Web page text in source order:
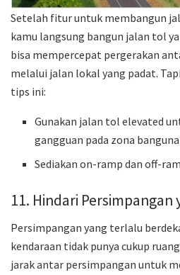
Setelah fitur untuk membangun
kamu langsung bangun jalan tol
bisa mempercepat pergerakan
melalui jalan lokal yang padat.
tips ini:
Gunakan jalan tol elevated
gangguan pada zona
Sediakan on-ramp dan off-
11. Hindari
Persimpangan yang terlalu
kendaraan tidak punya cukup
jarak antar persimpangan untuk